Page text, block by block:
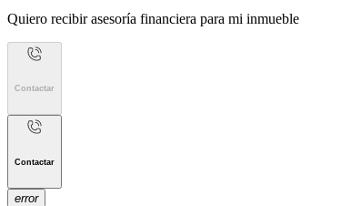
Quiero recibir asesoría financiera para mi inmueble
Contactar
Contactar
error